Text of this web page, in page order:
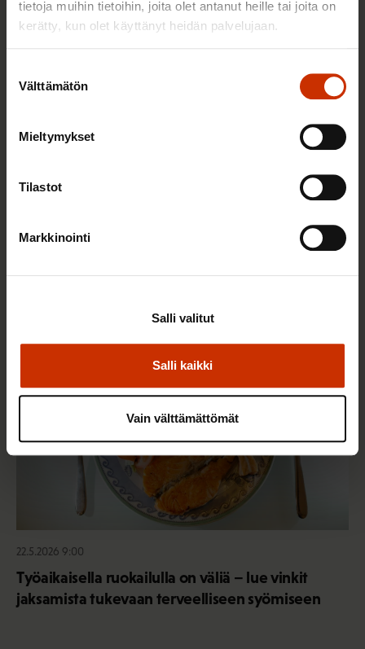
tietoja muihin tietoihin, joita olet antanut heille tai joita on
kerätty, kun olet käyttänyt heidän palvelujaan.
valinta
Välttämätön
Mieltymykset
Tilastot
Markkinointi
Salli kaikki
Salli valitut
Vain välttämättömät
Työmarkkinakeskusjärjestöt: Tuottava ja
22.5.2026 9:00
Työaikaisella ruokailulla on väliä – lue vinkit
jaksamista tukevaan terveelliseen syömiseen